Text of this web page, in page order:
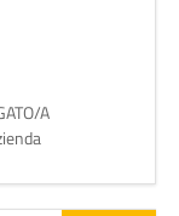
A
Zai
liv.